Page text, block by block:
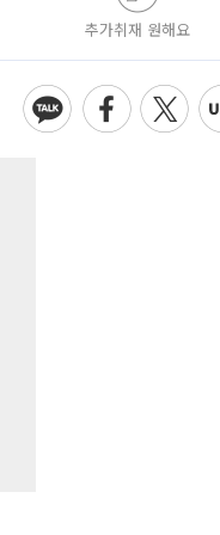
추가취재 원해요